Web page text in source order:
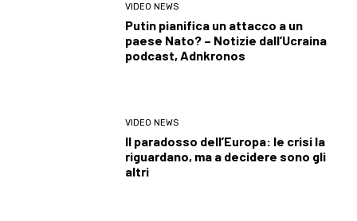
VIDEO NEWS
Putin pianifica un attacco a un
paese Nato? – Notizie dall’Ucraina
podcast, Adnkronos
VIDEO NEWS
Il paradosso dell’Europa: le crisi la
riguardano, ma a decidere sono gli
altri